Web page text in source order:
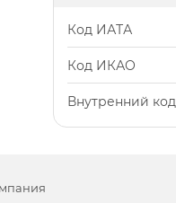
Код ИАТА
Код ИКАО
Внутренний код